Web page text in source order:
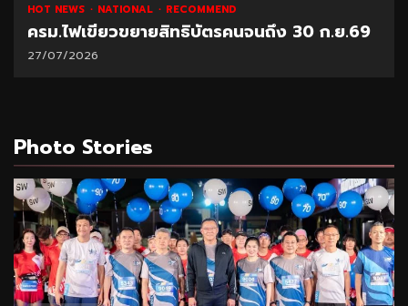
HOT NEWS NATIONAL RECOMMEND
ครม.ไฟเขียวขยายสิทธิบัตรคนจนถึง 30 ก.ย.69
27/07/2026
Photo Stories